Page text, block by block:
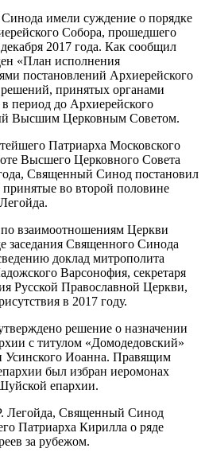
имели суждение о порядке
Собора, прошедшего
2017 года. Как сообщил
«План исполнения
постановлений Архиерейского
принятых органами
период до Архиерейского
Высшим Церковным Советом.
Патриарха Московского
Высшего Церковного Совета
Священный Синод постановил
во второй половине
взаимоотношениям Церкви
Священного Синода
доклад митрополита
Варсонофия, секретаря
Русской Православной Церкви,
в 2017 году.
решение о назначении
с титулом «Домодедовский»
Усинского Иоанна. Правящим
был избран иеромонах
епархии.
Легойда, Священный Синод
Патриарха Кирилла о ряде
за рубежом.